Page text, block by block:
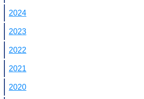
2024
2023
2022
2021
2020